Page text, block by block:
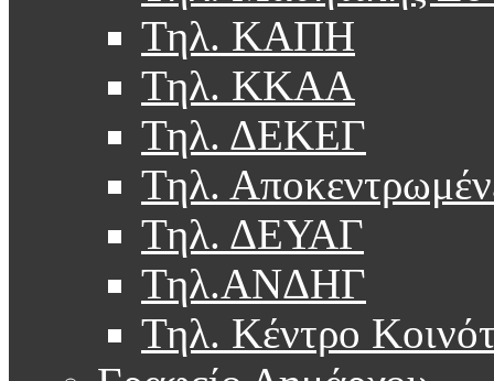
Τηλ. ΚΑΠΗ
Τηλ. ΚΚΑΑ
Τηλ. ΔΕΚΕΓ
Τηλ.
Τηλ. ΔΕΥΑΓ
Τηλ.ΑΝΔΗΓ
Τηλ. Κέντρο